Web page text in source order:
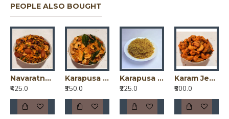
PEOPLE ALSO BOUGHT
Navaratnala Mixture / నవరత్నల మిక్స్‌చర్
₹425.0
Karapusa Jeedipappu Mixture / కారప్పూస జీడిపప్పు మిక్చర్
₹350.0
Karapusa (Medium) / కారపూస
₹225.0
Karam Jeedipappu Gundu / కారం జీడిపప్పు గుండు
₹800.0